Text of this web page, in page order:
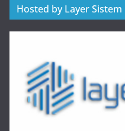
Hosted by Layer Sistem